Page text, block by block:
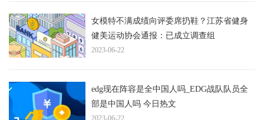
女模特不满成绩向评委席扔鞋？江苏省健身
健美运动协会通报：已成立调查组
2023-06-22
edg现在阵容是全中国人吗_EDG战队队员全
部是中国人吗 今日热文
2023-06-22